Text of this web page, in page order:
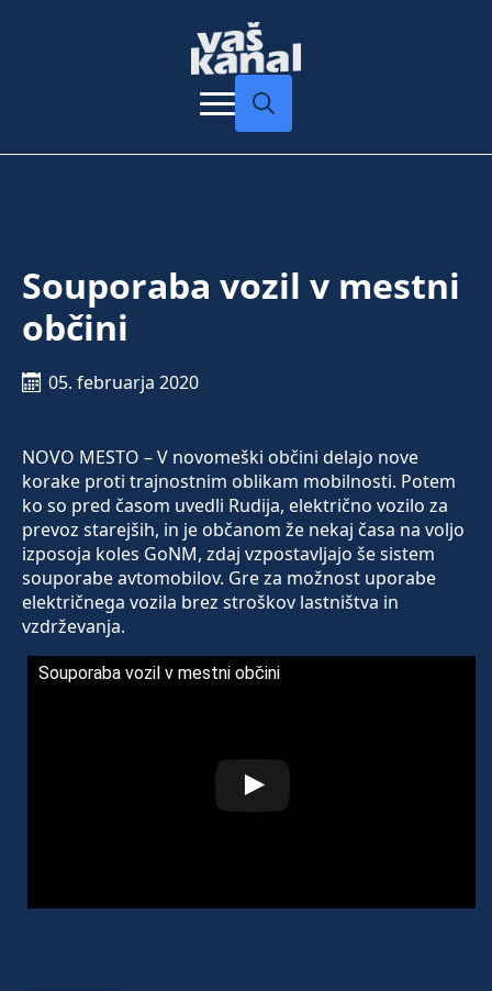
Souporaba vozil v mestni
občini
05. februarja 2020
NOVO MESTO – V novomeški občini delajo nove
korake proti trajnostnim oblikam mobilnosti. Potem
ko so pred časom uvedli Rudija, električno vozilo za
prevoz starejših, in je občanom že nekaj časa na voljo
izposoja koles GoNM, zdaj vzpostavljajo še sistem
souporabe avtomobilov. Gre za možnost uporabe
električnega vozila brez stroškov lastništva in
vzdrževanja.
Souporaba vozil v mestni občini